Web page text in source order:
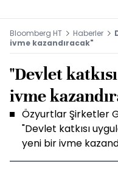
Bloomberg HT Haberler
ivme kazandıracak"
"Devlet
ivme
Özyurtlar Şirketler
"Devlet katkısı
yeni bir ivme